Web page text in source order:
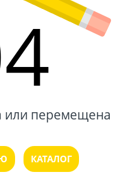
или перемещена
КАТАЛОГ